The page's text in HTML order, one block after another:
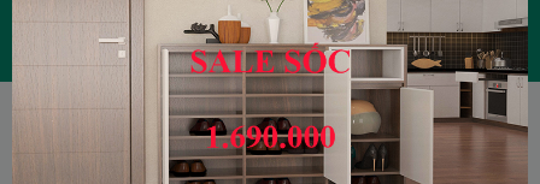
M
Đăng ký Đăng nhập
HOME Tâm Lý - Kỹ Năng Sống
Hãy để mọi
chuyện đơn giản